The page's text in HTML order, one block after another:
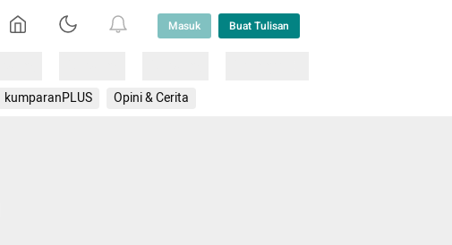
Masuk Buat Tulisan
kumparanPLUS Opini & Cerita